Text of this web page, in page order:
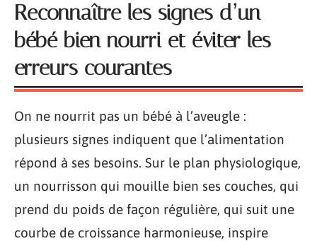
Reconnaître les signes d’un
bébé bien nourri et éviter les
erreurs courantes
On ne nourrit pas un bébé à l’aveugle :
plusieurs signes indiquent que l’alimentation
répond à ses besoins. Sur le plan physiologique,
un nourrisson qui mouille bien ses couches, qui
prend du poids de façon régulière, qui suit une
courbe de croissance harmonieuse, inspire